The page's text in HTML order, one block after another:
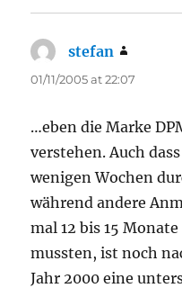
stefan
01/11/2005 at 22:07
…eben die Marke
verstehen. Auch
wenigen Wochen
während andere
mal 12 bis 15
mussten, ist noch
Jahr 2000 eine